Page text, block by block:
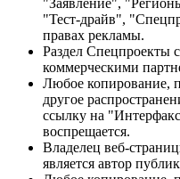
"Тест-драйв",
правах рекламы.
Раздел Спецпроекты
коммерческими
Любое копирование,
другое
ссылку на
воспрещается.
Владелец веб-
является автор